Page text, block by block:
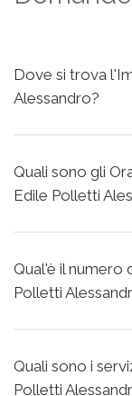
Dove si trova
Alessandro?
Quali sono gli
Edile Polletti
Qual'è il numero
Polletti
Quali sono i
Polletti